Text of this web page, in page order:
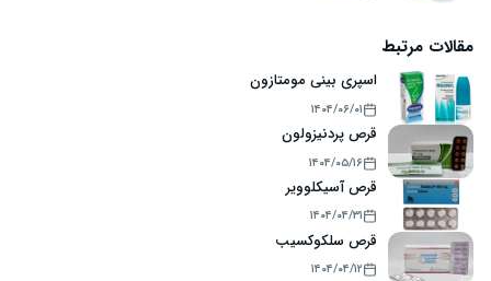
مقالات مرتبط
اسپری بینی مومتازون
۱۴۰۴/۰۶/۰۱
قرص پردنیزولون
۱۴۰۴/۰۵/۱۶
قرص آسیکلوویر
۱۴۰۴/۰۴/۳۱
قرص سلکوکسیب
۱۴۰۴/۰۴/۱۲